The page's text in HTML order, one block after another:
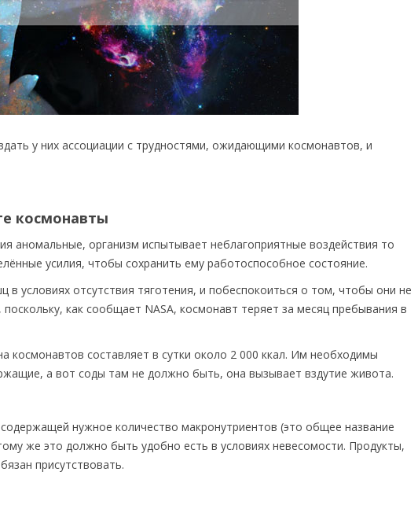
у них ассоциации с трудностями, ожидающими космонавтов, и
космонавты
аномальные, организм испытывает неблагоприятные воздействия то
усилия, чтобы сохранить ему работоспособное состояние.
условиях отсутствия тяготения, и побеспокоиться о том, чтобы они не
как сообщает NASA, космонавт теряет за месяц пребывания в
космонавтов составляет в сутки около 2 000 ккал. Им необходимы
а вот соды там не должно быть, она вызывает вздутие живота.
нужное количество макронутриентов (это общее название
же это должно быть удобно есть в условиях невесомости. Продукты,
присутствовать.